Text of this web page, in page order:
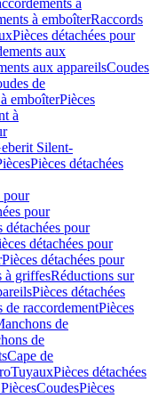
à
à emboîterRaccords
Pièces détachées pour
aux
aux appareilsCoudes
de
emboîterPièces
à
Silent-
Pièces détachées
pour
pour
détachées pour
détachées pour
Pièces détachées pour
à griffesRéductions sur
Pièces détachées
de raccordementPièces
de
de
Cape de
TuyauxPièces détachées
CoudesPièces